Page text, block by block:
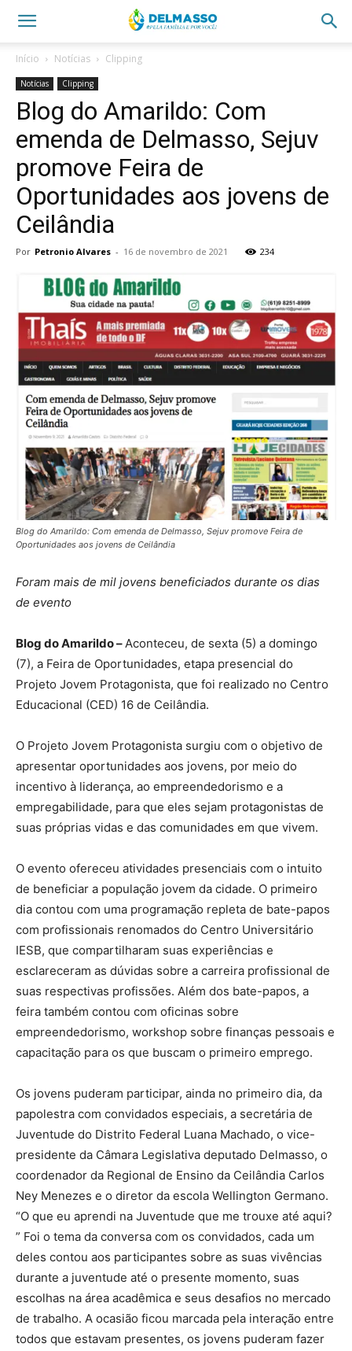
Início Notícias Clipping
Notícias Clipping
Blog do Amarildo: Com
emenda de Delmasso, Sejuv
promove Feira de
Oportunidades aos jovens de
Ceilândia
Por Petronio Alvares - 16 de novembro de 2021 234
Blog do Amarildo: Com emenda de Delmasso, Sejuv promove Feira de
Oportunidades aos jovens de Ceilândia
Foram mais de mil jovens beneficiados durante os dias
de evento
Blog do Amarildo –Aconteceu, de sexta (5) a domingo
(7), a Feira de Oportunidades, etapa presencial do
Projeto Jovem Protagonista, que foi realizado no Centro
Educacional (CED) 16 de Ceilândia.
O Projeto Jovem Protagonista surgiu com o objetivo de
apresentar oportunidades aos jovens, por meio do
incentivo à liderança, ao empreendedorismo e a
empregabilidade, para que eles sejam protagonistas de
suas próprias vidas e das comunidades em que vivem.
O evento ofereceu atividades presenciais com o intuito
de beneficiar a população jovem da cidade. O primeiro
dia contou com uma programação repleta de bate-papos
com profissionais renomados do Centro Universitário
IESB, que compartilharam suas experiências e
esclareceram as dúvidas sobre a carreira profissional de
suas respectivas profissões. Além dos bate-papos, a
feira também contou com oficinas sobre
empreendedorismo, workshop sobre finanças pessoais e
capacitação para os que buscam o primeiro emprego.
Os jovens puderam participar, ainda no primeiro dia, da
papolestra com convidados especiais, a secretária de
Juventude do Distrito Federal Luana Machado, o vice-
presidente da Câmara Legislativa deputado Delmasso, o
coordenador da Regional de Ensino da Ceilândia Carlos
Ney Menezes e o diretor da escola Wellington Germano.
“O que eu aprendi na Juventude que me trouxe até aqui?
” Foi o tema da conversa com os convidados, cada um
deles contou aos participantes sobre as suas vivências
durante a juventude até o presente momento, suas
escolhas na área acadêmica e seus desafios no mercado
de trabalho. A ocasião ficou marcada pela interação entre
todos que estavam presentes, os jovens puderam fazer